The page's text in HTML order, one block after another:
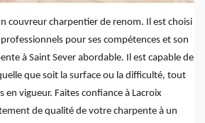
couvreur charpentier de renom. Il est choisi
pour ses compétences et son
à Saint Sever abordable. Il est capable de
que soit la surface ou la difficulté, tout
en vigueur. Faites confiance à Lacroix
de qualité de votre charpente à un